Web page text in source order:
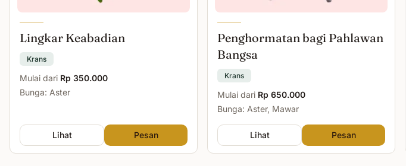
Lingkar Keabadian
Krans
Mulai dari Rp 350.000
Bunga: Aster
Lihat Pesan
Penghormatan bagi Pahlawan
Bangsa
Krans
Mulai dari Rp 650.000
Bunga: Aster, Mawar
Lihat Pesan